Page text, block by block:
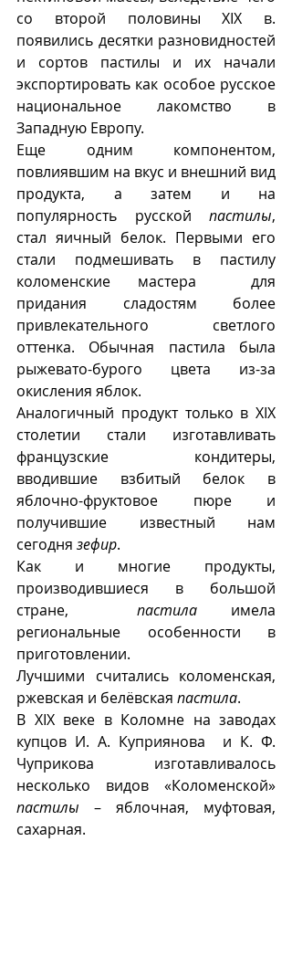
со второй половины XIX в.
появились десятки разновидностей
и сортов пастилы и их начали
экспортировать как особое русское
национальное лакомство в
Западную Европу.
Еще одним компонентом,
повлиявшим на вкус и внешний вид
продукта, а затем и на
популярность русской пастилы,
стал яичный белок. Первыми его
стали подмешивать в пастилу
коломенские мастера  для
придания сладостям более
привлекательного светлого
оттенка. Обычная пастила была
рыжевато-бурого цвета из-за
окисления яблок.
Аналогичный продукт только в XIX
столетии стали изготавливать
французские кондитеры,
вводившие взбитый белок в
яблочно-фруктовое пюре и
получившие известный нам
сегодня зефир.
Как и многие продукты,
производившиеся в большой
стране, пастила имела
региональные особенности в
приготовлении.
Лучшими считались коломенская,
ржевская и белëвская пастила.
В XIX веке в Коломне на заводах
купцов И. А. Куприянова  и К. Ф.
Чуприкова  изготавливалось
пастилы – яблочная, муфтовая,
сахарная.